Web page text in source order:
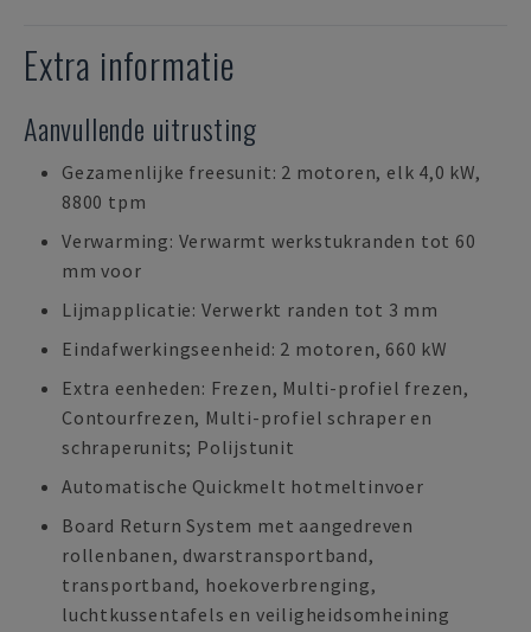
Extra informatie
Aanvullende uitrusting
Gezamenlijke freesunit: 2 motoren, elk 4,0 kW,
8800 tpm
Verwarming: Verwarmt werkstukranden tot 60
mm voor
Lijmapplicatie: Verwerkt randen tot 3 mm
Eindafwerkingseenheid: 2 motoren, 660 kW
Extra eenheden: Frezen, Multi-profiel frezen,
Contourfrezen, Multi-profiel schraper en
schraperunits; Polijstunit
Automatische Quickmelt hotmeltinvoer
Board Return System met aangedreven
rollenbanen, dwarstransportband,
transportband, hoekoverbrenging,
luchtkussentafels en veiligheidsomheining